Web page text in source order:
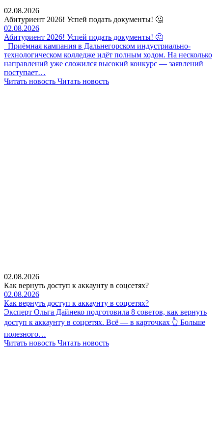
02.08.2026
Абитуриент 2026! Успей подать документы! 🤔
02.08.2026
Абитуриент 2026! Успей подать документы! 🤔
Приёмная кампания в Дальнегорском индустриально-
технологическом колледже идёт полным ходом. На несколько
направлений уже сложился высокий конкурс — заявлений
поступает…
Читать новость Читать новость
02.08.2026
Как вернуть доступ к аккаунту в соцсетях?
02.08.2026
Как вернуть доступ к аккаунту в соцсетях?
Эксперт Ольга Дайнеко подготовила 8 советов, как вернуть
доступ к аккаунту в соцсетях. Всё — в карточках 👆 Больше
полезного…
Читать новость Читать новость